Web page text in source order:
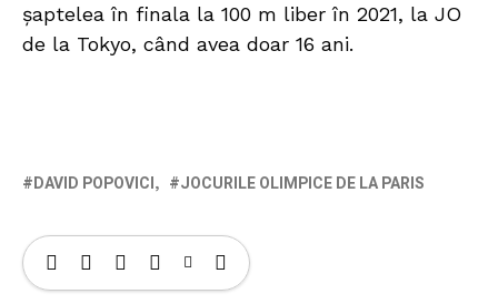
şaptelea în finala la 100 m liber în 2021, la JO
de la Tokyo, când avea doar 16 ani.
DAVID POPOVICI JOCURILE OLIMPICE DE LA PARIS